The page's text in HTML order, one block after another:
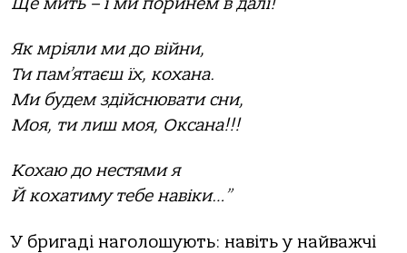
Як мріяли ми до війни,
Ти пам’ятаєш їх, кохана.
Ми будем здійснювати сни,
Моя, ти лиш моя, Оксана!!!
Кохаю до нестями я
Й кохатиму тебе навіки…”
У бригаді наголошують: навіть у найважчі